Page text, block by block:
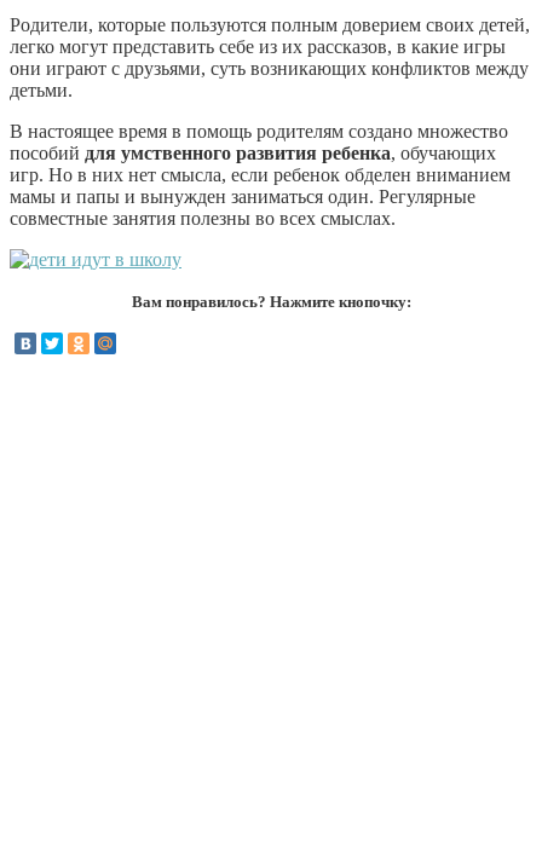
Родители, которые пользуются полным доверием своих детей,
легко могут представить себе из их рассказов, в какие игры
они играют с друзьями, суть возникающих конфликтов между
детьми.
В настоящее время в помощь родителям создано множество
пособий для умственного развития ребенка, обучающих
игр. Но в них нет смысла, если ребенок обделен вниманием
мамы и папы и вынужден заниматься один. Регулярные
совместные занятия полезны во всех смыслах.
Вам понравилось? Нажмите кнопочку: